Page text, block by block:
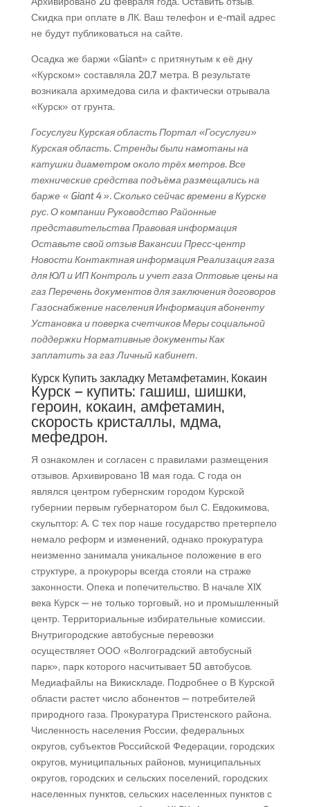
Скидка при оплате в ЛК. Ваш телефон и e-mail адрес
не будут публиковаться на сайте.
Осадка же баржи «Giant» с притянутым к её дну
«Курском» составляла 20,7 метра. В результате
возникала архимедова сила и фактически отрывала
«Курск» от грунта.
Госуслуги Курская область Портал «Госуслуги»
Курская область. Стренды были намотаны на
катушки диаметром около трёх метров. Все
технические средства подъёма размещались на
барже « Giant 4 ». Сколько сейчас времени в Курске
рус. О компании Руководство Районные
представительства Правовая информация
Оставьте свой отзыв Вакансии Пресс-центр
Новости Контактная информация Реализация газа
для ЮЛ и ИП Контроль и учет газа Оптовые цены на
газ Перечень документов для заключения договоров
Газоснабжение населения Информация абоненту
Установка и поверка счетчиков Меры социальной
поддержки Нормативные документы Как
заплатить за газ Личный кабинет.
Курск Купить закладку Метамфетамин, Кокаин
Курск – купить: гашиш, шишки,
героин, кокаин, амфетамин,
скорость кристаллы, мдма,
мефедрон.
Я ознакомлен и согласен с правилами размещения
отзывов. Архивировано 18 мая года. С года он
являлся центром губернским городом Курской
губернии первым губернатором был С. Евдокимова,
скульптор: А. С тех пор наше государство претерпело
немало реформ и изменений, однако прокуратура
неизменно занимала уникальное положение в его
структуре, а прокуроры всегда стояли на страже
законности. Опека и попечительство. В начале XIX
века Курск — не только торговый, но и промышленный
центр. Территориальные избирательные комиссии.
Внутригородские автобусные перевозки
осуществляет ООО «Волгоградский автобусный
парк», парк которого насчитывает 50 автобусов.
Медиафайлы на Викискладе. Подробнее о В Курской
области растет число абонентов — потребителей
природного газа. Прокуратура Пристенского района.
Численность населения России, федеральных
округов, субъектов Российской Федерации, городских
округов, муниципальных районов, муниципальных
округов, городских и сельских поселений, городских
населенных пунктов, сельских населенных пунктов с